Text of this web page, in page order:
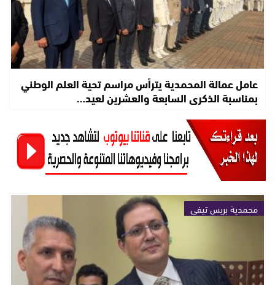
عامل عمالة المحمدية يترأس مراسم تحية العلم الوطني
بمناسبة الذكرى السابعة والعشرين لعيد…
محمدية بريس تيفي